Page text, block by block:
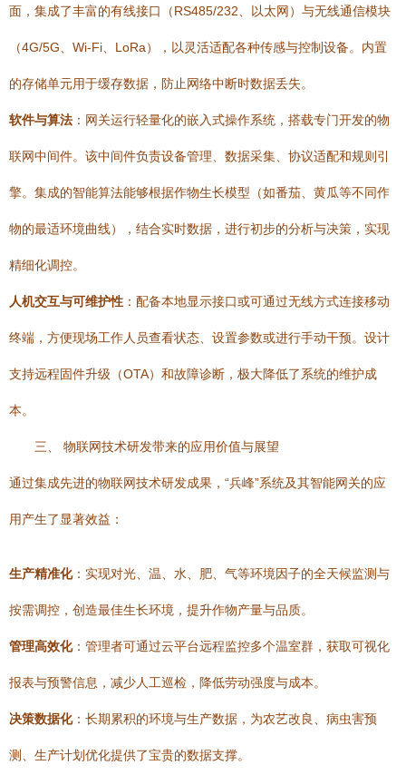
面，集成了丰富的有线接口（RS485/232、以太网）与无线通信模块
（4G/5G、Wi-Fi、LoRa），以灵活适配各种传感与控制设备。内置
的存储单元用于缓存数据，防止网络中断时数据丢失。
软件与算法 ：网关运行轻量化的嵌入式操作系统，搭载专门开发的物
联网中间件。该中间件负责设备管理、数据采集、协议适配和规则引
擎。集成的智能算法能够根据作物生长模型（如番茄、黄瓜等不同作
物的最适环境曲线），结合实时数据，进行初步的分析与决策，实现
精细化调控。
人机交互与可维护性 ：配备本地显示接口或可通过无线方式连接移动
终端，方便现场工作人员查看状态、设置参数或进行手动干预。设计
支持远程固件升级（OTA）和故障诊断，极大降低了系统的维护成
本。
三、 物联网技术研发带来的应用价值与展望
通过集成先进的物联网技术研发成果，“兵峰”系统及其智能网关的应
用产生了显著效益：
生产精准化：实现对光、温、水、肥、气等环境因子的全天候监测与
按需调控，创造最佳生长环境，提升作物产量与品质。
管理高效化：管理者可通过云平台远程监控多个温室群，获取可视化
报表与预警信息，减少人工巡检，降低劳动强度与成本。
决策数据化：长期累积的环境与生产数据，为农艺改良、病虫害预
测、生产计划优化提供了宝贵的数据支撑。